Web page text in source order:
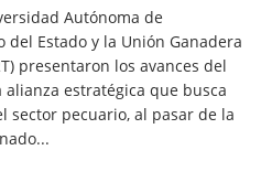
Autónoma de
del Estado y la Unión Ganadera
presentaron los avances del
alianza estratégica que busca
pecuario, al pasar de la